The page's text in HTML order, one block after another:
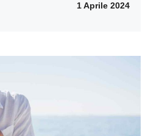
1 Aprile 2024